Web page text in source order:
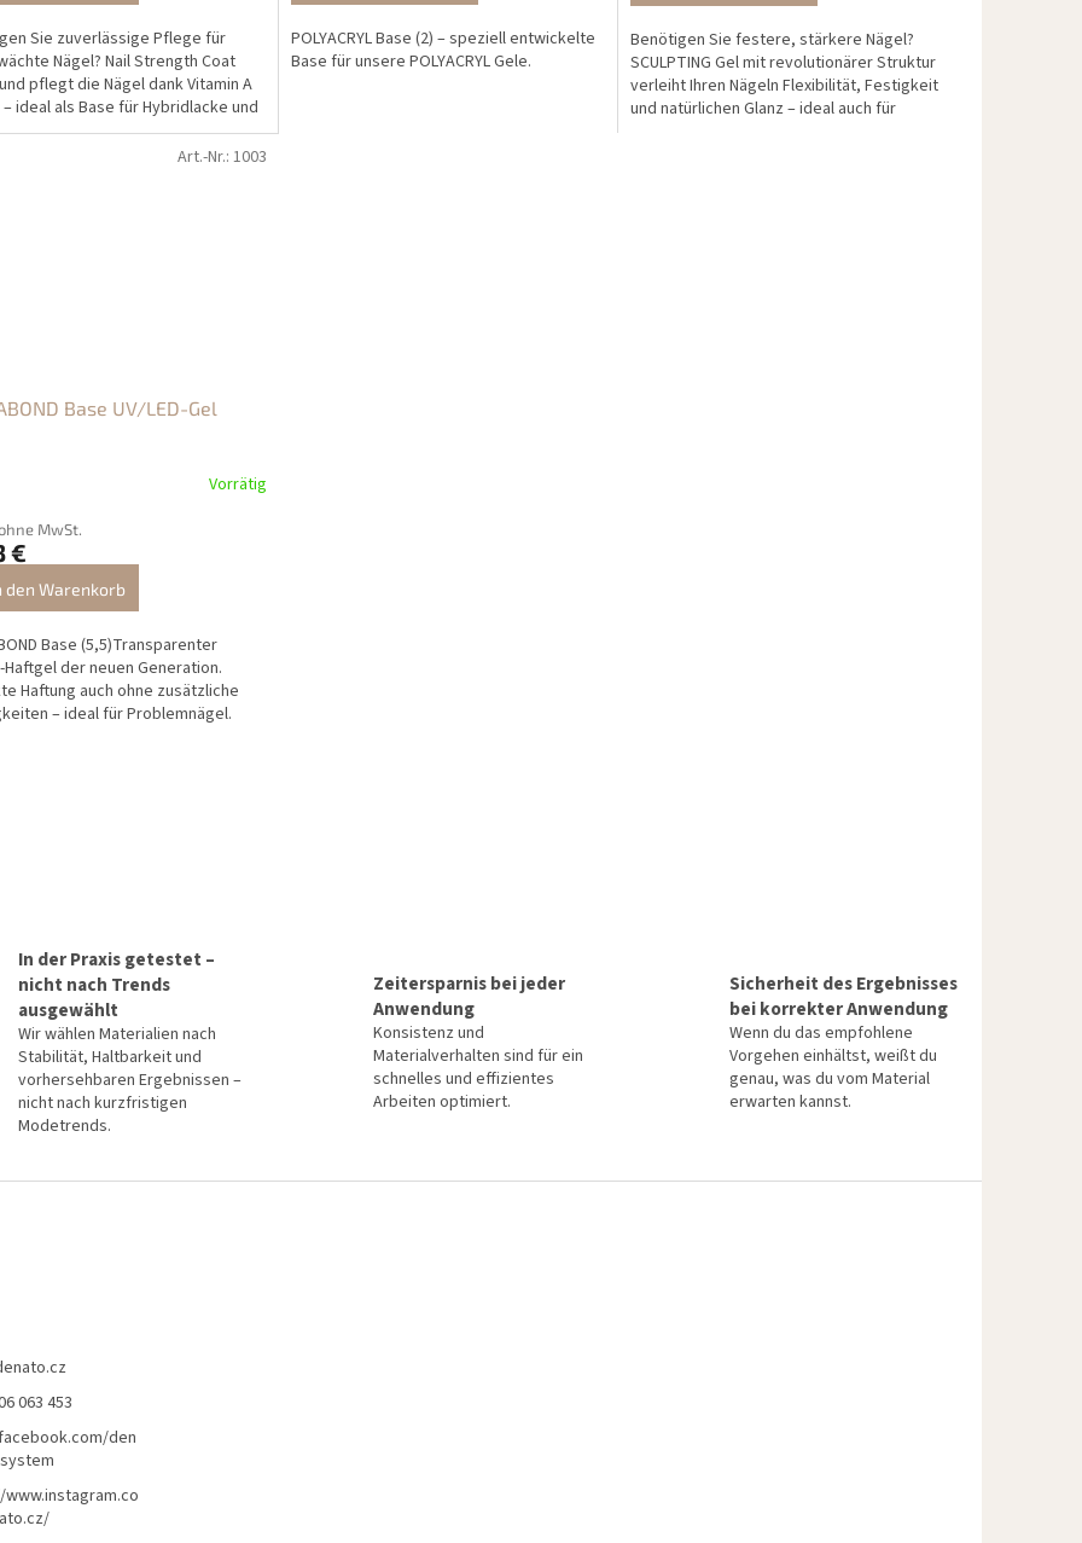
Sie zuverlässige Pflege für
Nägel? Nail Strength Coat
pflegt die Nägel dank Vitamin A
– ideal als Base für Hybridlacke und
POLYACRYL Base (2) – speziell entwickelte
Base für unsere POLYACRYL Gele.
Benötigen Sie festere, stärkere Nägel?
SCULPTING Gel mit revolutionärer Struktur
verleiht Ihren Nägeln Flexibilität, Festigkeit
und natürlichen Glanz – ideal auch für
Base UV/LED-Gel
Vorrätig
MwSt.
€
den Warenkorb
Base (5,5)Transparenter
Haftgel der neuen Generation.
Haftung auch ohne zusätzliche
– ideal für Problemnägel.
Art.-Nr.: 1003
m
e
n
t
e
d
e
i
In der Praxis getestet –
nicht nach Trends
ausgewählt
Wir wählen Materialien nach
Stabilität, Haltbarkeit und
vorhersehbaren Ergebnissen –
nicht nach kurzfristigen
Modetrends.
Zeitersparnis bei jeder
Anwendung
Konsistenz und
Materialverhalten sind für ein
schnelles und effizientes
Arbeiten optimiert.
Sicherheit des Ergebnisses
bei korrekter Anwendung
Wenn du das empfohlene
Vorgehen einhältst, weißt du
genau, was du vom Material
erwarten kannst.
063 453
den